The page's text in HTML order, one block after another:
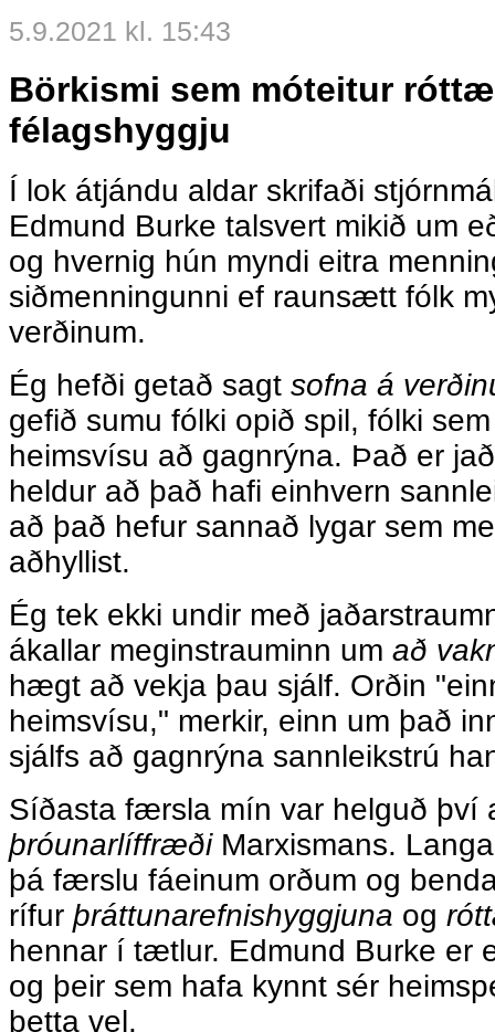
5.9.2021 kl. 15:43
Börkismi sem móteitur
félagshyggju
Í lok átjándu aldar skrifaði
Edmund Burke talsvert mikið um
og hvernig hún myndi eitra
siðmenningunni ef raunsætt fólk
verðinum.
Ég hefði getað sagt sofna á
gefið sumu fólki opið spil, fólki
heimsvísu að gagnrýna. Það er
heldur að það hafi einhvern
að það hefur sannað lygar sem
aðhyllist.
Ég tek ekki undir með
ákallar meginstrauminn um að
hægt að vekja þau sjálf. Orðin
heimsvísu," merkir, einn um það
sjálfs að gagnrýna sannleikstrú
Síðasta færsla mín var helguð því
þróunarlíffræðiMarxismans.
þá færslu fáeinum orðum og
rífur þráttunarefnishyggjuna og
hennar í tætlur. Edmund Burke er
og þeir sem hafa kynnt sér
þetta vel.